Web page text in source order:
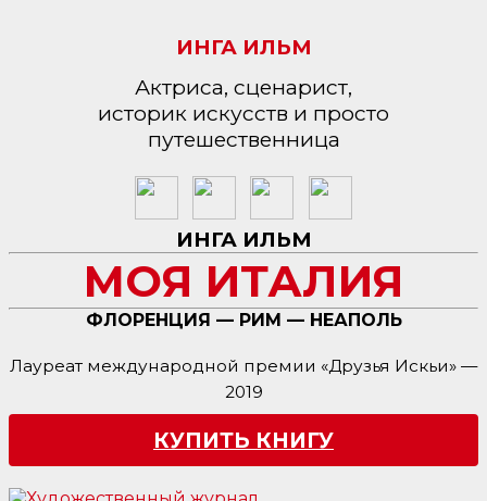
ИНГА ИЛЬМ
Актриса, сценарист,
историк искусств и просто
путешественница
ИНГА ИЛЬМ
МОЯ ИТАЛИЯ
ФЛОРЕНЦИЯ — РИМ — НЕАПОЛЬ
Лауреат международной премии «Друзья Искьи» —
2019
КУПИТЬ КНИГУ